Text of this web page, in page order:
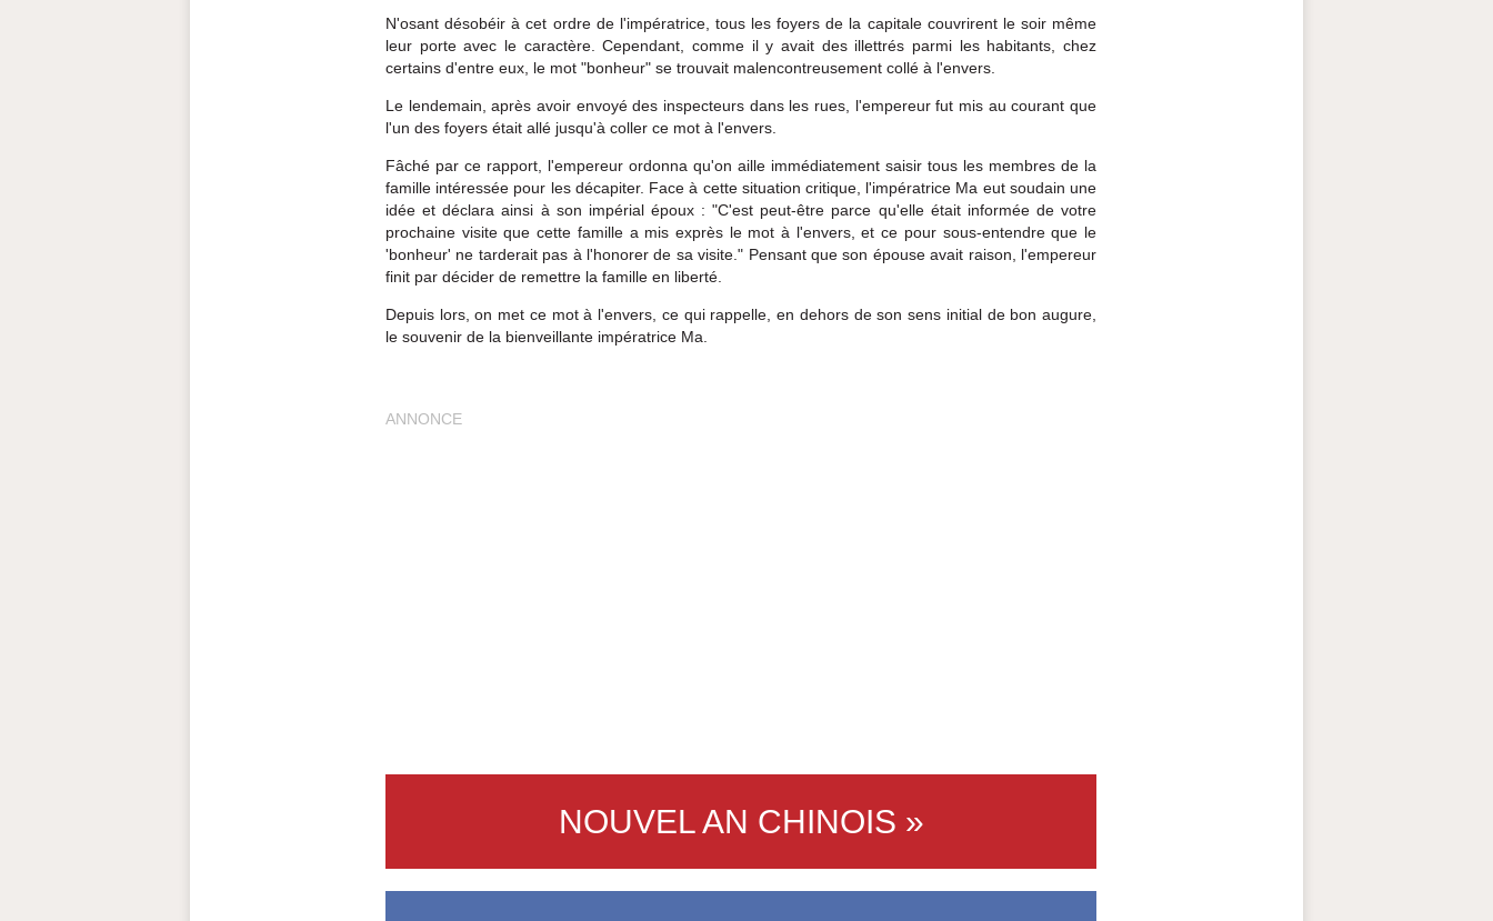
N'osant désobéir à cet ordre de l'impératrice, tous les foyers de la capitale couvrirent le soir même
leur porte avec le caractère. Cependant, comme il y avait des illettrés parmi les habitants, chez
certains d'entre eux, le mot "bonheur" se trouvait malencontreusement collé à l'envers.
Le lendemain, après avoir envoyé des inspecteurs dans les rues, l'empereur fut mis au courant que
l'un des foyers était allé jusqu'à coller ce mot à l'envers.
Fâché par ce rapport, l'empereur ordonna qu'on aille immédiatement saisir tous les membres de la
famille intéressée pour les décapiter. Face à cette situation critique, l'impératrice Ma eut soudain une
idée et déclara ainsi à son impérial époux : "C'est peut-être parce qu'elle était informée de votre
prochaine visite que cette famille a mis exprès le mot à l'envers, et ce pour sous-entendre que le
'bonheur' ne tarderait pas à l'honorer de sa visite." Pensant que son épouse avait raison, l'empereur
finit par décider de remettre la famille en liberté.
Depuis lors, on met ce mot à l'envers, ce qui rappelle, en dehors de son sens initial de bon augure,
le souvenir de la bienveillante impératrice Ma.
ANNONCE
NOUVEL AN CHINOIS »